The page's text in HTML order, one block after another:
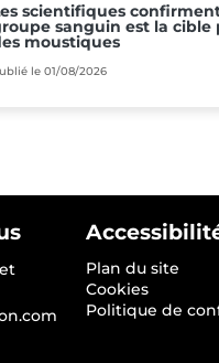
scientifiques
sanguin est la cible
moustiques
le 01/08/2026
Plan du site
Cookies
Politique de